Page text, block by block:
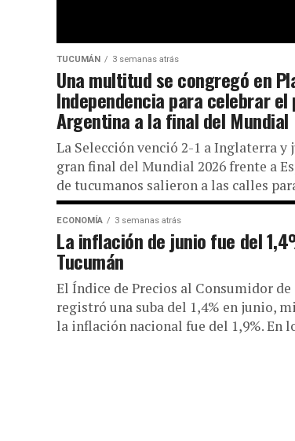
TUCUMÁN 3 semanas atrás
Una multitud se congregó en
Independencia para celebrar el
Argentina a la final del Mundial
La Selección venció 2-1 a Inglaterra y
gran final del Mundial 2026 frente a
de tucumanos salieron a las calles
ECONOMÍA 3 semanas atrás
La inflación de junio fue del
Tucumán
El Índice de Precios al Consumidor
registró una suba del 1,4% en junio,
la inflación nacional fue del 1,9%. En